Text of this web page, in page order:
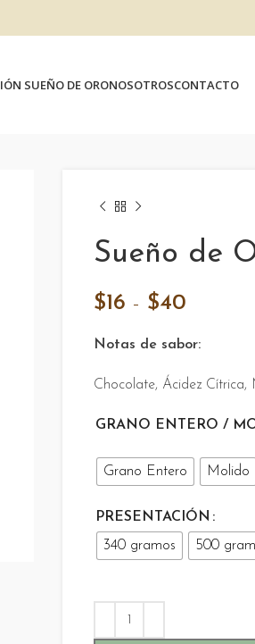
SUEÑO DE ORONOSOTROSCONTACTO
Sueño de
$16 - $40
precios:
desde
hasta
$40
Notas de sabor:
Chocolate, Ácidez Cítrica,
GRANO ENTERO /
Grano Entero Molido
PRESENTACIÓN
340 gramos
500